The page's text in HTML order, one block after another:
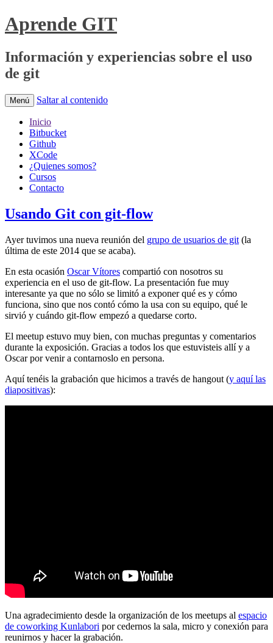
Aprende GIT
Información y experiencias sobre el uso
de git
Menú Saltar al contenido
Inicio
Bitbucket
Github
XCode
¿Quienes somos?
Cursos
Contacto
Usando Git con git-flow
Ayer tuvimos una nueva reunión del grupo de usuarios de git (la
última de este 2014 que se acaba).
En esta ocasión Oscar Vítores compartió con nosotros su
experiencia en el uso de git-flow. La presentación fue muy
interesante ya que no sólo se limitó a exponer qué es y cómo
funciona, sino que nos contó cómo la usa con su equipo, qué le
sirvió y cuándo git-flow empezó a quedarse corto.
El meetup estuvo muy bien, con muchas preguntas y comentarios
durante la exposición. Gracias a todos los que estuvisteis allí y a
Oscar por venir a contarnoslo en persona.
Aquí tenéis la grabación que hicimos a través de hangout (y aquí las
diapositivas):
Una agradecimiento desde la organización de los meetups al espacio
de coworking Kunlabori por cedernos la sala, micro y conexión para
reunirnos y hacer la grabación.